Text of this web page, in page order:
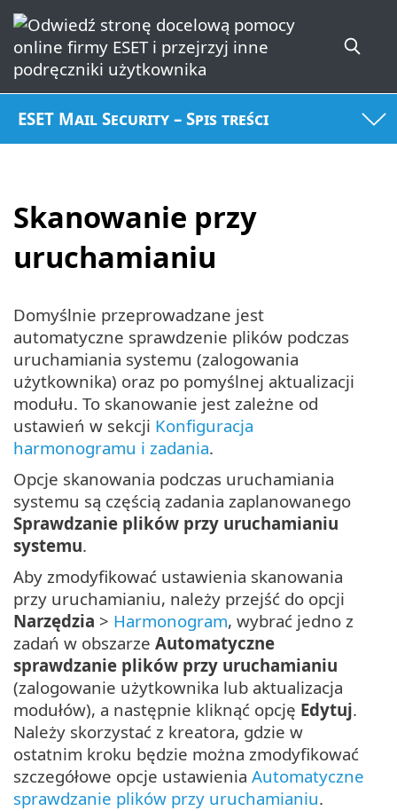
ESET Mail Security – Spis treści
Skanowanie przy
uruchamianiu
Domyślnie przeprowadzane jest
automatyczne sprawdzenie plików podczas
uruchamiania systemu (zalogowania
użytkownika) oraz po pomyślnej aktualizacji
modułu. To skanowanie jest zależne od
ustawień w sekcji Konfiguracja
harmonogramu i zadania.
Opcje skanowania podczas uruchamiania
systemu są częścią zadania zaplanowanego
Sprawdzanie plików przy uruchamianiu
systemu.
Aby zmodyfikować ustawienia skanowania
przy uruchamianiu, należy przejść do opcji
Narzędzia > Harmonogram, wybrać jedno z
zadań w obszarze Automatyczne
sprawdzanie plików przy uruchamianiu
(zalogowanie użytkownika lub aktualizacja
modułów), a następnie kliknąć opcję Edytuj.
Należy skorzystać z kreatora, gdzie w
ostatnim kroku będzie można zmodyfikować
szczegółowe opcje ustawienia Automatyczne
sprawdzanie plików przy uruchamianiu.